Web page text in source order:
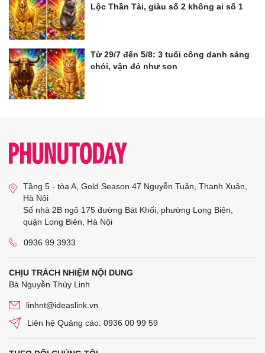
Lộc Thần Tài, giàu số 2 không ai số 1
Từ 29/7 đến 5/8: 3 tuổi công danh sáng
chói, vận đỏ như son
Tầng 5 - tòa A, Gold Season 47 Nguyễn Tuân, Thanh Xuân,
Hà Nội
Số nhà 2B ngõ 175 đường Bát Khối, phường Long Biên,
quận Long Biên, Hà Nội
0936 99 3933
CHỊU TRÁCH NHIỆM NỘI DUNG
Bà Nguyễn Thùy Linh
linhnt@ideaslink.vn
Liên hệ Quảng cáo: 0936 00 99 59